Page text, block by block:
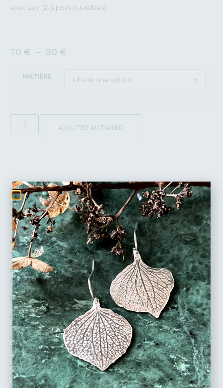
avec suivi (2-3 jours ouvrables).
70 € – 90 €
MATIÈRE
AJOUTER AU PANIER
DÉTAILS :
La nature inspire le travail de texture brute et gravée à la main. Pensées
comme une fenêtre sur la forêt, on distingue les motifs de l’empreinte
du bois, brute, accentuant l’originalité du bijou.
Pour les oreilles percées, le bijou a un système de fermeture dit
« poussoir », avec tige et papillon.
Les bijoux étant uniques et faits à la main, ils peuvent légèrement
différer de la photo de présentation.
Fabrication
Les bijouxSiana Swiecasont réalisés à la main par mes soins dans
mon atelier en région parisienne. Je sculpte dans la cire (vegan) qui est
ensuite fondue par le métal précieux. J’utilise aussi des plaques et des fils
d’argent puis je scie, lime, soude, martèle, ponce les métaux précieux.
Adepte du slow made, je conçois mes collections sans sur-production et
en respectant l’environnement. Mes fournisseurs (métal et apprêts)
sont français ou italiens.